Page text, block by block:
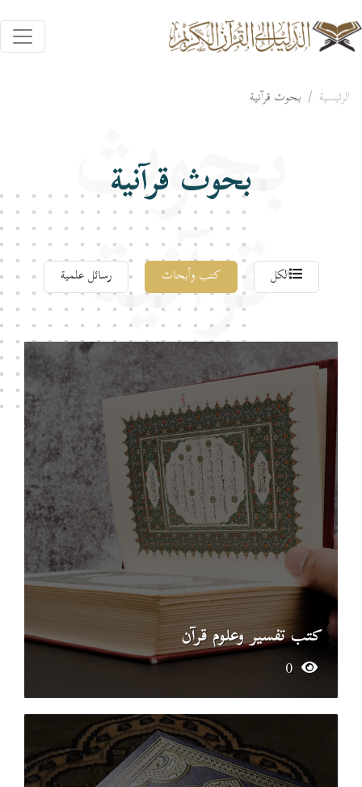
الرئيسية بحوث قرآنية
بحوث قرآنية
بحوث
قرآنيةالكل كتب وأبحاث رسائل علمية
كتب تفسير وعلوم قرآن